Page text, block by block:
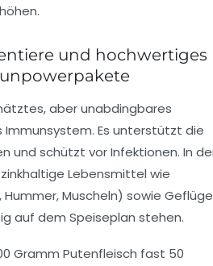
und hochwertiges
aber unabdingbares
Es unterstützt die
und schützt vor Infektionen. In
Lebensmittel wie
Muscheln) sowie
auf dem Speiseplan stehen.
Gramm Putenfleisch fast 50